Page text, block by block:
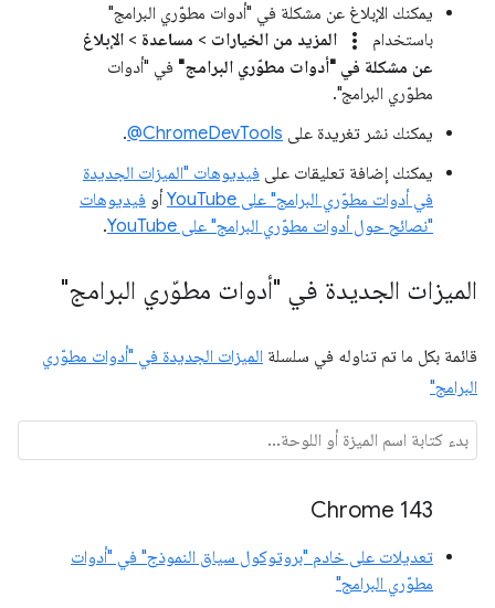
يمكنك الإبلاغ عن مشكلة في "أدوات مطوّري البرامج"
باستخدام
more_vert المزيد من الخيارات > مساعدة > الإبلاغ
عن مشكلة في "أدوات مطوّري البرامج" في "أدوات
مطوّري البرامج".
يمكنك نشر تغريدة على ‎@ChromeDevTools
.
يمكنك إضافة تعليقات على فيديوهات "الميزات الجديدة
في أدوات مطوّري البرامج" على YouTube
أو فيديوهات
"نصائح حول أدوات مطوّري البرامج" على YouTube
.
الميزات الجديدة في "أدوات مطوّري البرامج"
قائمة بكل ما تم تناوله في سلسلة الميزات الجديدة في "أدوات مطوّري
البرامج"
Chrome 143
تعديلات على خادم "بروتوكول سياق النموذج" في "أدوات
مطوّري البرامج"